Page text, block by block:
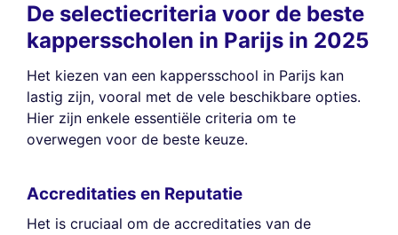
De selectiecriteria voor de beste
kappersscholen in Parijs in 2025
Het kiezen van een kappersschool in Parijs kan
lastig zijn, vooral met de vele beschikbare opties.
Hier zijn enkele essentiële criteria om te
overwegen voor de beste keuze.
Accreditaties en Reputatie
Het is cruciaal om de accreditaties van de